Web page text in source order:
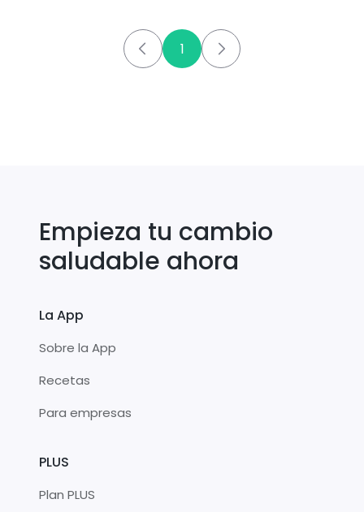
1
Empieza tu cambio
saludable ahora
La App
Sobre la App
Recetas
Para empresas
PLUS
Plan PLUS